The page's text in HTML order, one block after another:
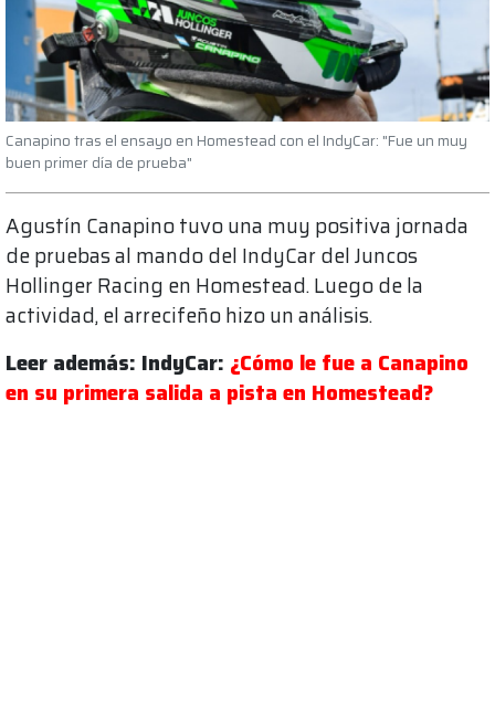
Canapino tras el ensayo en Homestead con el IndyCar: "Fue un muy
buen primer día de prueba"
Agustín Canapino tuvo una muy positiva jornada
de pruebas al mando del IndyCar del Juncos
Hollinger Racing en Homestead. Luego de la
actividad, el arrecifeño hizo un análisis.
Leer además: IndyCar: ¿Cómo le fue a Canapino
en su primera salida a pista en Homestead?